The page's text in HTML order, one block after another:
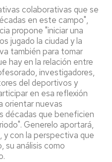
colaborativas que se
en este campo",
propone "iniciar una
jugado la ciudad y la
también para tomar
hay en la relación entre
investigadores,
del deportivos y
en esa reflexión
orientar nuevas
décadas que beneficien
Generelo aportará,
y con la perspectiva que
su análisis como